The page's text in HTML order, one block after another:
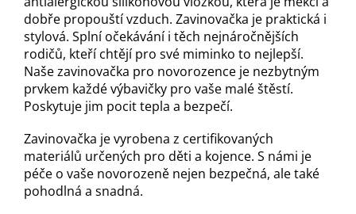
dobře propouští vzduch. Zavinovačka je praktická i
stylová. Splní očekávání i těch nejnáročnějších
rodičů, kteří chtějí pro své miminko to nejlepší.
Naše zavinovačka pro novorozence je nezbytným
prvkem každé výbavičky pro vaše malé štěstí.
Poskytuje jim pocit tepla a bezpečí.
Zavinovačka je vyrobena z certifikovaných
materiálů určených pro děti a kojence. S námi je
péče o vaše novorozeně nejen bezpečná, ale také
pohodlná a snadná.